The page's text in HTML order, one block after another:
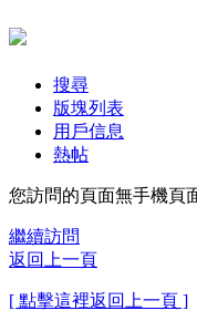
搜尋
版塊列表
用戶信息
熱帖
您訪問的頁面無手機頁
繼續訪問
返回上一頁
[ 點擊這裡返回上一頁 ]